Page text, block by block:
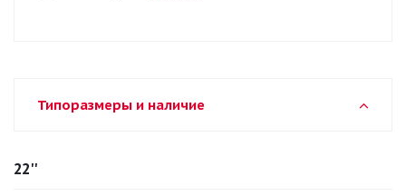
Типоразмеры и наличие
22''